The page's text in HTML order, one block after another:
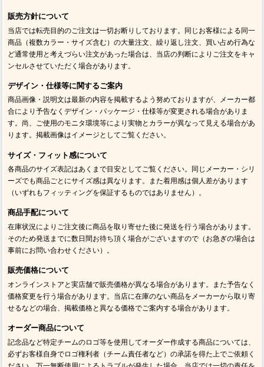
販売方針について
当店では転売目的のご注文は一切お断りしております。同じお客様による同一
商品（複数カラー・サイズ含む）の大量注文、繰り返し注文、買い占め行為な
ど通常使用と考えづらい注文があった場合は、当店の判断によりご注文をキャ
ンセルさせていただく場合があります。
デザイン・仕様等に関するご案内
商品画像・説明文は最新の内容を掲載するよう努めておりますが、メーカー都
合により予告なくデザイン・パッケージ・仕様等が変更される場合がありま
す。尚、ご使用のモニタ環境等により実物とカラーが異なって見える場合があ
ります。掲載画像はイメージとしてご覧ください。
サイズ・フィット感について
各商品のサイズ表記はあくまで目安としてご覧ください。同じメーカー・シリ
ーズでも商品ごとにサイズ感は異なります。また着用感は個人差があります
（いずれもフィッティングを保証するものではありません）。
商品手配について
在庫状況によりご注文後に商品を取り寄せた後に発送を行う場合があります。
そのため発送までに数日間お待ち頂く場合がございますので（お急ぎの場合は
事前にお問い合わせください）。
販売価格について
オンラインストアと実店舗で販売価格が異なる場合があります。また予告なく
価格変更を行う場合があります。当店に在庫のない商品をメーカーから取り寄
せるなどの場合、掲載価格と異なる価格でご案内する場合があります。
オーダー商品について
記念品など特定チームのロゴ等を使用してオーダー作成する商品については、
必ずお客様自身でロゴ権利者（チーム責任者など）の承諾を得た上でご依頼く